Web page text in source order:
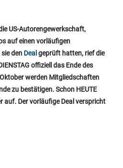
US-Autorengewerkschaft,
auf einen vorläufigen
den Deal geprüft hatten, rief die
offiziell das Ende des
werden Mitgliedschaften
zu bestätigen. Schon HEUTE
auf. Der vorläufige Deal verspricht